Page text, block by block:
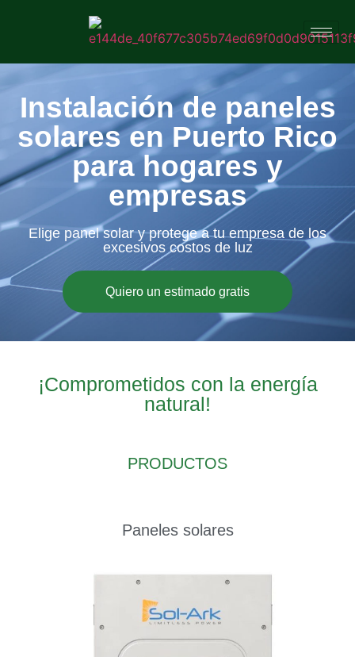
Instalación de paneles
solares en Puerto Rico
para hogares y
empresas
Elige panel solar y protege a tu empresa de los
excesivos costos de luz
Quiero un estimado gratis
¡Comprometidos con la energía
natural!
PRODUCTOS
Paneles solares